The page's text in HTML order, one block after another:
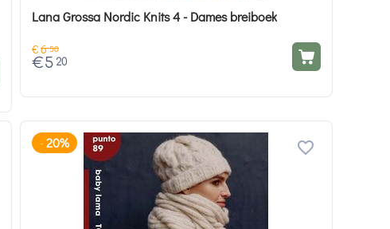
Lana Grossa Nordic Knits 4 - Dames breiboek
€6 50
€5 20
- 20%